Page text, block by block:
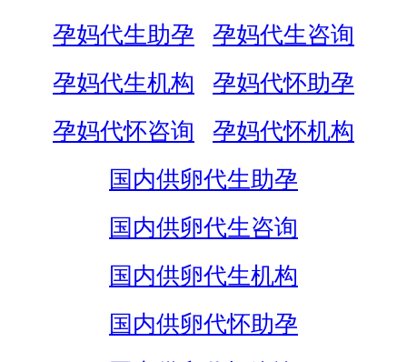
孕妈代生助孕
孕妈代生咨询
孕妈代生机构
孕妈代怀助孕
孕妈代怀咨询
孕妈代怀机构
国内供卵代生助孕
国内供卵代生咨询
国内供卵代生机构
国内供卵代怀助孕